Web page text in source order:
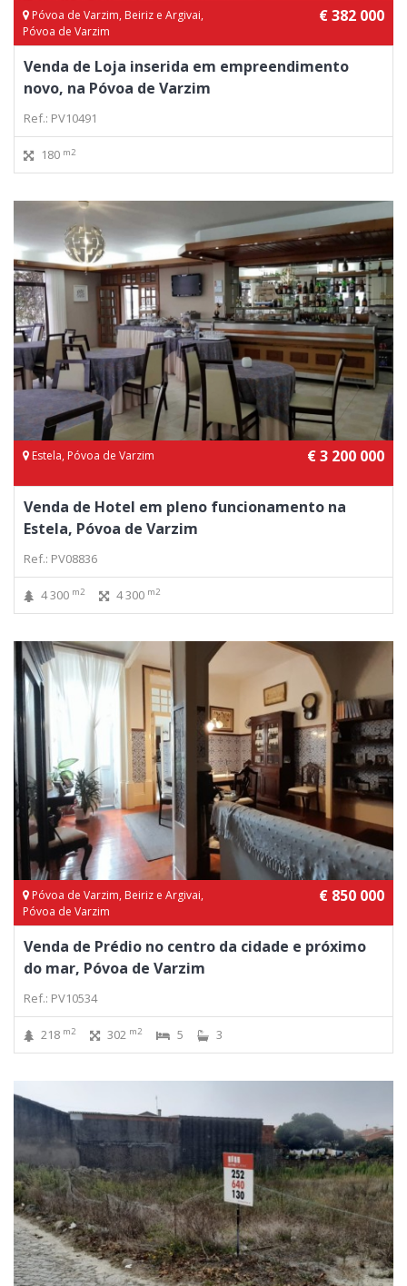
Póvoa de Varzim, Beiriz e Argivai,
Póvoa de Varzim
€ 382 000
Venda de Loja inserida em empreendimento
novo, na Póvoa de Varzim
Ref.: PV10491
180 m2
Estela, Póvoa de Varzim € 3 200 000
Venda de Hotel em pleno funcionamento na
Estela, Póvoa de Varzim
Ref.: PV08836
4 300 m2 4 300 m2
Póvoa de Varzim, Beiriz e Argivai,
Póvoa de Varzim
€ 850 000
Venda de Prédio no centro da cidade e próximo
do mar, Póvoa de Varzim
Ref.: PV10534
218 m2 302 m2 5 3